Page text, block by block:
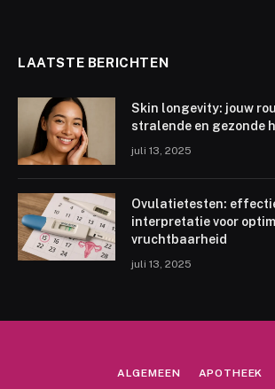
LAATSTE BERICHTEN
Skin longevity: jouw
stralende en gezonde
juli 13, 2025
Ovulatietesten:
interpretatie voor
vruchtbaarheid
juli 13, 2025
ALGEMEEN APOTHEEK